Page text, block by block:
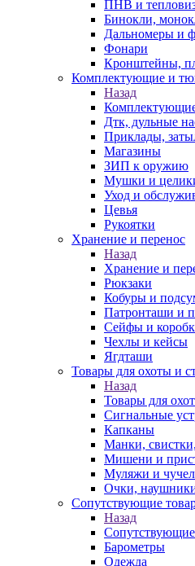
ПНВ и
Бинокли,
Дальномеры и
Фонари
Кронштейны,
Комплектующие и
Назад
Дтк, дульные
Приклады,
Магазины
ЗИП к оружию
Мушки и
Уход и
Цевья
Рукоятки
Хранение и перенос
Назад
Хранение и
Рюкзаки
Кобуры и
Патронташи и
Сейфы и
Чехлы и кейсы
Ягдташи
Товары для охоты и
Назад
Товары для
Сигнальные
Капканы
Манки,
Мишени и
Муляжи и
Очки,
Сопутствующие
Назад
Барометры
Одежда